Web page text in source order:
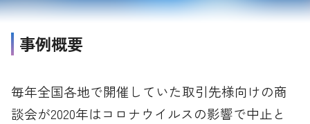
事例概要
毎年全国各地で開催していた取引先様向けの商
談会が2020年はコロナウイルスの影響で中止と